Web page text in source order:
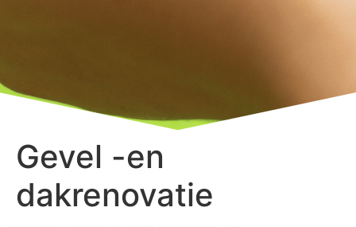
Gevel -en
dakrenovatie